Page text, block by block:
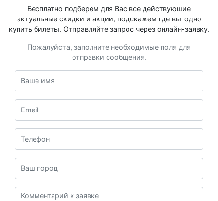
Бесплатно подберем для Вас все действующие
актуальные скидки и акции, подскажем где выгодно
купить билеты. Отправляйте запрос через онлайн-заявку.
Пожалуйста, заполните необходимые поля для
отправки сообщения.